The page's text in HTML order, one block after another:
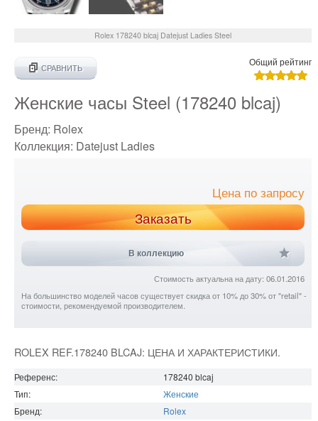
Rolex 178240 blcaj Datejust Ladies Steel
СРАВНИТЬ
Общий рейтинг
Женские часы Steel (178240 blcaj)
Бренд: Rolex
Коллекция: Datejust Ladies
Цена по запросу
Заказать
В коллекцию
Стоимость актуальна на дату: 06.01.2016
На большинство моделей часов существует скидка от 10% до 30% от "retail" -
стоимости, рекомендуемой производителем.
ROLEX REF.178240 BLCAJ: ЦЕНА И ХАРАКТЕРИСТИКИ.
Референс:
178240 blcaj
Тип:
Женские
Бренд:
Rolex